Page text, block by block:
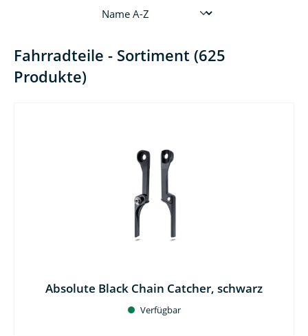
Fahrradteile - Sortiment (625
Produkte)
Absolute Black Chain Catcher, schwarz
Verfügbar